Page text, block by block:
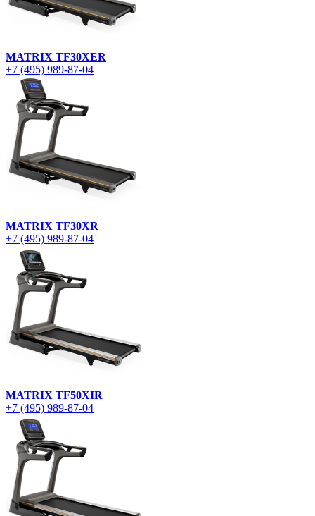
MATRIX TF30XER
+7 (495) 989-87-04
MATRIX TF30XR
+7 (495) 989-87-04
MATRIX TF50XIR
+7 (495) 989-87-04